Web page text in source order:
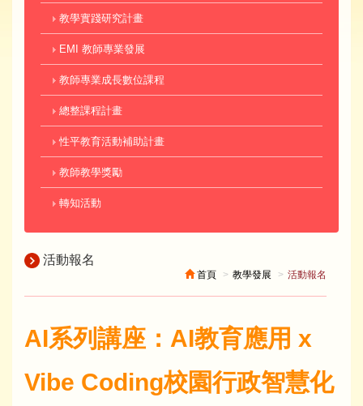
教學實踐研究計畫
EMI 教師專業發展
教師專業成長數位課程
總整課程計畫
性平教育活動補助計畫
教師教學獎勵
轉知活動
活動報名
首頁 教學發展 活動報名
AI系列講座：AI教育應用 x
Vibe Coding校園行政智慧化